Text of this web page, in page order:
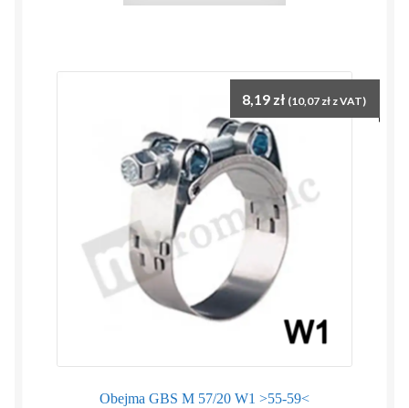
Obejma GBS M 57/20 W1 >55-59<
8,19 zł (10,07 zł z VAT)